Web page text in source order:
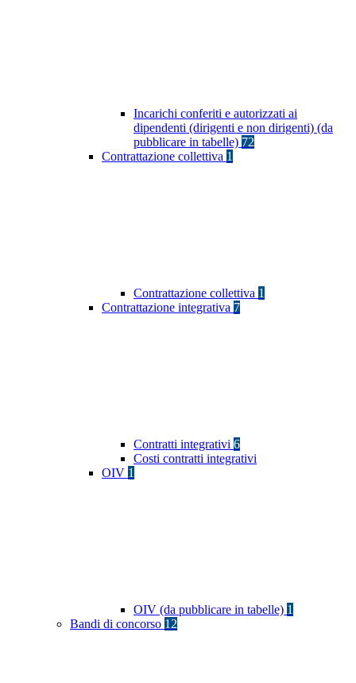
Incarichi conferiti e autorizzati ai
dipendenti (dirigenti e non dirigenti) (da
pubblicare in tabelle) 72
Contrattazione collettiva 1
Contrattazione collettiva 1
Contrattazione integrativa 7
Contratti integrativi 6
Costi contratti integrativi
OIV 1
OIV (da pubblicare in tabelle) 1
Bandi di concorso 12